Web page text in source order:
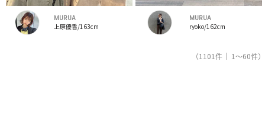
MURUA
上原優香/163cm
MURUA
ryoko/162cm
（1101件｜ 1～60件）